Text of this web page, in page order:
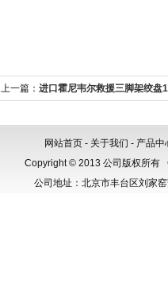
上一篇： 进口霍尼韦尔救援三脚架绞盘
网站首页 - 关于我们 - 产品中
Copyright © 2013 公司版权所有
公司地址：北京市丰台区刘家